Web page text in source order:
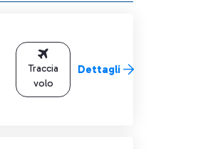
Traccia
volo
Dettagli